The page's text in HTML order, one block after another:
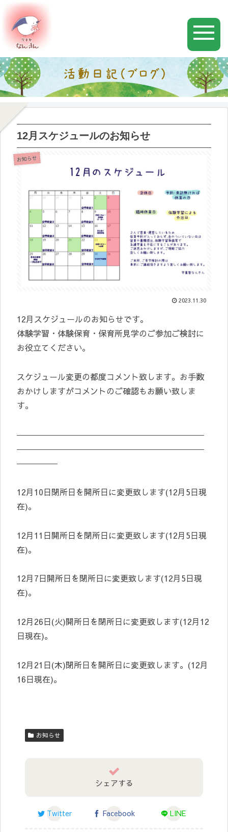
12月スケジュールのお知らせ
お知らせ
2023.11.30
12月スケジュールのお知らせです。
体験学習・体験保育・保育所見学のご参加ご検討に
お役立てください。
スケジュール変更の都度コメント致します。お手数
おかけしますがコメントのご確認もお願い致しま
す。
―――――――――――――――――――――――
―――――――――――――――――――――――
―――――
12月10日閉所日を開所日に変更致します(12月5日現
在)。
12月11日開所日を閉所日に変更致します(12月5日現
在)。
12月7日開所日を閉所日に変更致します(12月5日現
在)。
12月26日(火)開所日を閉所日に変更致します(12月12
日現在)。
12月21日(木)閉所日を開所日に変更致します。(12月
16日現在)。
お知らせ
シェアする
Twitter Facebook LINE